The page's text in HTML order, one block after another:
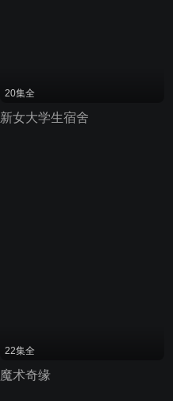
20集全
新女大学生宿舍
22集全
魔术奇缘